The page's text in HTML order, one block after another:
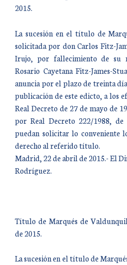
2015.
La sucesión en el título de
solicitada por don Carlos Fitz-
Irujo, por fallecimiento de su
Rosario Cayetana Fitz-James-
anuncia por el plazo de treinta
publicación de este edicto, a los
Real Decreto de 27 de mayo de
por Real Decreto 222/1988,
puedan solicitar lo conveniente
derecho al referido título.
Madrid, 22 de abril de 2015.- El
Rodríguez.
Título de Marqués de
de 2015.
La sucesión en el título de